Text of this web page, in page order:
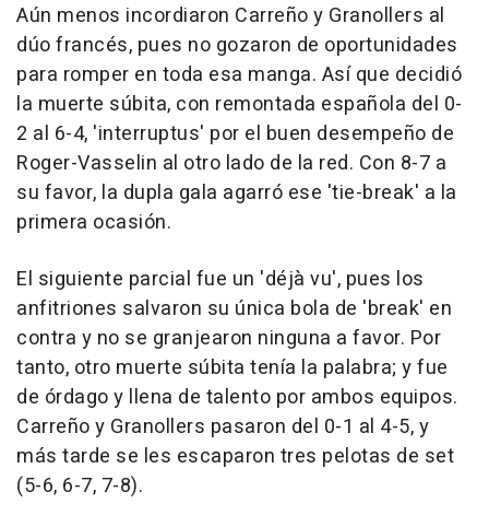
Aún menos incordiaron Carreño y Granollers al
dúo francés, pues no gozaron de oportunidades
para romper en toda esa manga. Así que decidió
la muerte súbita, con remontada española del 0-
2 al 6-4, 'interruptus' por el buen desempeño de
Roger-Vasselin al otro lado de la red. Con 8-7 a
su favor, la dupla gala agarró ese 'tie-break' a la
primera ocasión.
El siguiente parcial fue un 'déjà vu', pues los
anfitriones salvaron su única bola de 'break' en
contra y no se granjearon ninguna a favor. Por
tanto, otro muerte súbita tenía la palabra; y fue
de órdago y llena de talento por ambos equipos.
Carreño y Granollers pasaron del 0-1 al 4-5, y
más tarde se les escaparon tres pelotas de set
(5-6, 6-7, 7-8).